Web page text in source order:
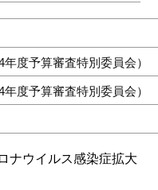
度予算審査特別委員会）
度予算審査特別委員会）
ナウイルス感染症拡大